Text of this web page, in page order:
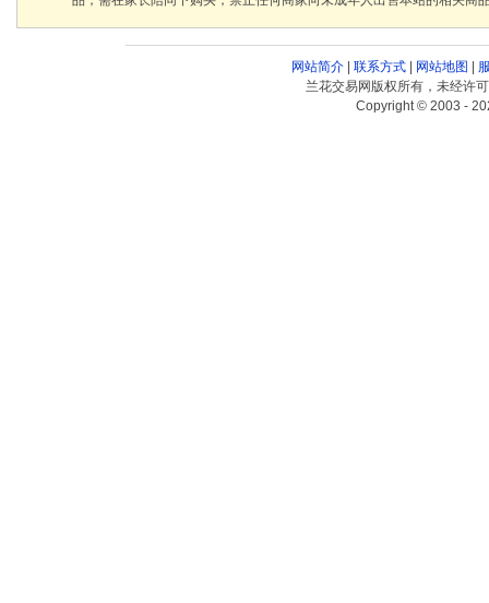
网站简介| 联系方式| 网站地图
兰花交易网版权所有，未经许
Copyright © 2003 -